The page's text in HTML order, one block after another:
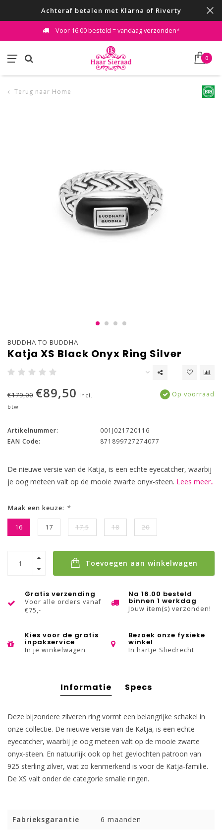
Achteraf betalen met Klarna of Riverty
Voor 16.00 besteld = vandaag verzonden*
0
Terug naar Home
BUDDHA TO BUDDHA
Katja XS Black Onyx Ring Silver
€179,00 €89,50 Incl.
btw
Op voorraad
Artikelnummer:
001J021720116
EAN Code:
871899727274077
De nieuwe versie van de Katja, is een echte eyecatcher, waarbij
je oog meteen valt op de mooie zwarte onyx-steen. Lees meer..
Maak een keuze: *
16 17 17,5 18 20
Toevoegen aan winkelwagen
Gratis verzending
Voor alle orders vanaf
€75,-
Na 16.00 besteld
binnen 1 werkdag
Jouw item(s) verzonden!
Kies voor de gratis
inpakservice
In je winkelwagen
Bezoek onze fysieke
winkel
In hartje Sliedrecht
Informatie Specs
Deze bijzondere zilveren ring vormt een belangrijke schakel in
onze collectie. De nieuwe versie van de Katja, is een echte
eyecatcher, waarbij je oog meteen valt op de mooie zwarte
onyx-steen. En natuurlijk ook op het gevlochten patroon van
925 sterling zilver, wat zo kenmerkend is voor de Katja-familie.
De XS valt onder de categorie smalle ringen.
Fabrieksgarantie 6 maanden